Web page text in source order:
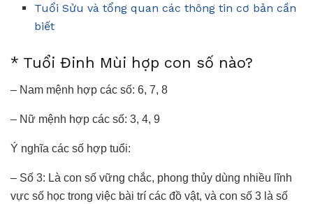
Tuổi Sửu và tổng quan các thông tin cơ bản cần
biết
* Tuổi Đinh Mùi hợp con số nào?
– Nam mệnh hợp các số: 6, 7, 8
– Nữ mệnh hợp các số: 3, 4, 9
Ý nghĩa các số hợp tuổi:
– Số 3: Là con số vững chắc, phong thủy dùng nhiều lĩnh
vực số học trong việc bài trí các đồ vật, và con số 3 là số